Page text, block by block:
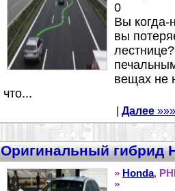
0
Вы когда-
вы
вещах не
что...
Далее »»»
Оригинальный гибрид
» Honda,
»